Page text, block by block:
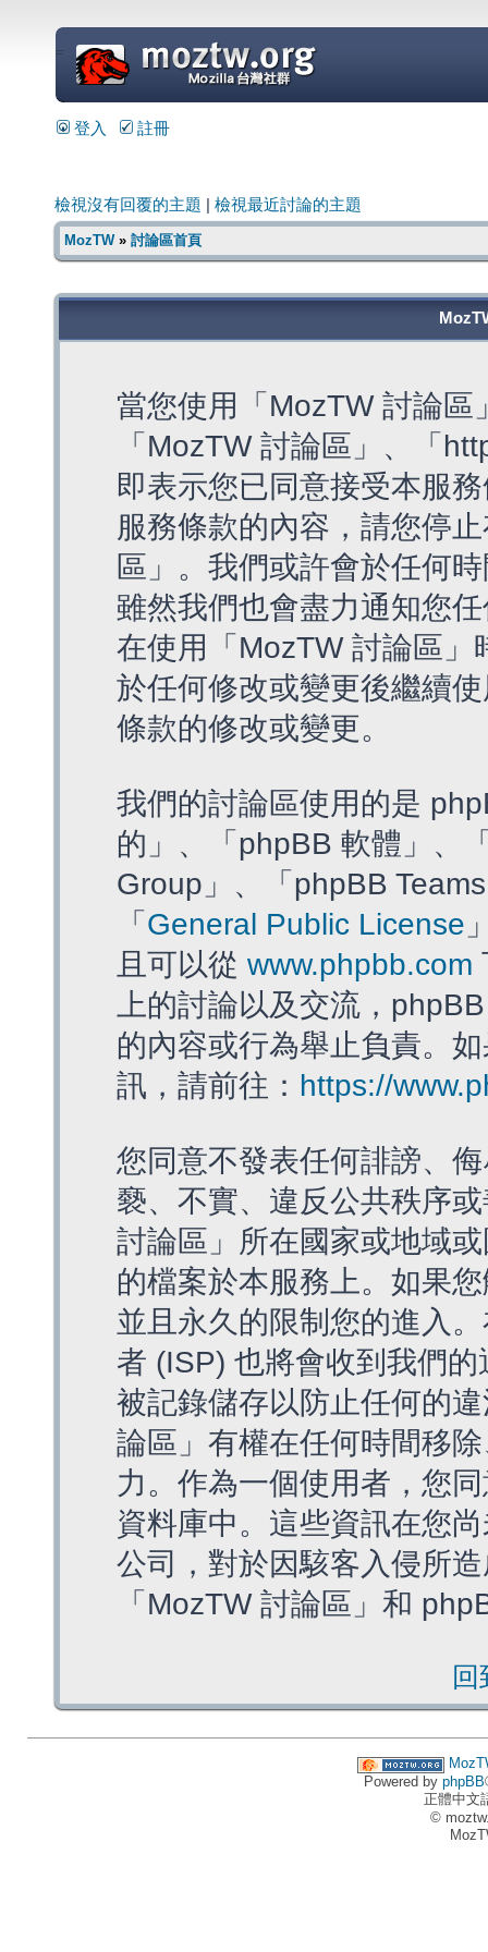
=
登入 註冊
檢視沒有回覆的主題 檢視最近討論的主題
MozTW» 討論區首頁
當您使用「MozTW 討論
「MozTW 討論區」、「
即表示您已同意接受本服
服務條款的內容，請您停
區」。我們或許會於任何
雖然我們也會盡力通知您
在使用「MozTW 討論區
於任何修改或變更後繼續
條款的修改或變更。
我們的討論區使用的是
的」、「phpBB 軟體」、
Group」、「phpBB
「 General Public License
且可以從 www.phpbb.com
上的討論以及交流，
的內容或行為舉止負責。
訊，請前往： https://
您同意不發表任何誹謗、
褻、不實、違反公共秩序
討論區」所在國家或地域
的檔案於本服務上。如果
並且永久的限制您的進入
者 (ISP) 也將會收到我們
被記錄儲存以防止任何的
論區」有權在任何時間移
力。作為一個使用者，您
資料庫中。這些資訊在您
公司，對於因駭客入侵所
「MozTW 討論區」和
Powered by phpBB
正體中文
©